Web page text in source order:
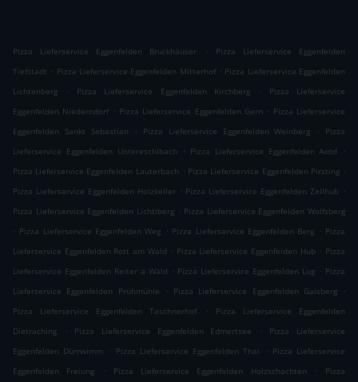
Pizza Lieferservice Eggenfelden Bruckhäuser .
Pizza Lieferservice Eggenfelden
Tiefstadt . Pizza Lieferservice Eggenfelden Mitterhof . Pizza Lieferservice Eggenfelden
Lichtenberg
. Pizza Lieferservice Eggenfelden Kirchberg .
Pizza Lieferservice
Eggenfelden Niederndorf . Pizza Lieferservice Eggenfelden Gern . Pizza Lieferservice
Eggenfelden Sankt Sebastian
. Pizza Lieferservice Eggenfelden Weinberg .
Pizza
Lieferservice Eggenfelden Untereschlbach
. Pizza Lieferservice Eggenfelden Axöd
.
Pizza Lieferservice Eggenfelden Lauterbach . Pizza Lieferservice Eggenfelden Pirsting .
Pizza Lieferservice Eggenfelden Holzkeller . Pizza Lieferservice Eggenfelden Zellhub .
Pizza Lieferservice Eggenfelden Lichtlberg . Pizza Lieferservice Eggenfelden Wolfsberg
. Pizza Lieferservice Eggenfelden Weg . Pizza Lieferservice Eggenfelden Berg . Pizza
Lieferservice Eggenfelden Rott am Wald . Pizza Lieferservice Eggenfelden Hub . Pizza
Lieferservice Eggenfelden Reiter a Wald . Pizza Lieferservice Eggenfelden Lug . Pizza
Lieferservice Eggenfelden Prühmühle
. Pizza Lieferservice Eggenfelden Gaisberg
.
Pizza Lieferservice Eggenfelden Taschnerhof
.
Pizza Lieferservice Eggenfelden
Dietraching
. Pizza Lieferservice Eggenfelden Edmertsee .
Pizza Lieferservice
Eggenfelden Dürrwimm
. Pizza Lieferservice Eggenfelden Thal . Pizza Lieferservice
Eggenfelden Freiung
. Pizza Lieferservice Eggenfelden Holzschachten .
Pizza